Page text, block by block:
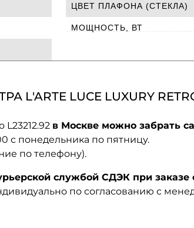
ЦВЕТ ПЛАФОНА (СТЕКЛА)
МОЩНОСТЬ, ВТ
LUCE LUXURY RETRO
в Москве можно забрать
с понедельника по пятницу.
по телефону).
службой СДЭК при заказе
по согласованию с